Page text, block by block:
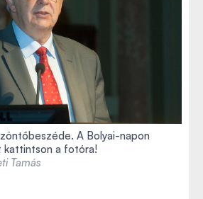
A Bolyai-napon
kattintson a fotóra!
Tamás